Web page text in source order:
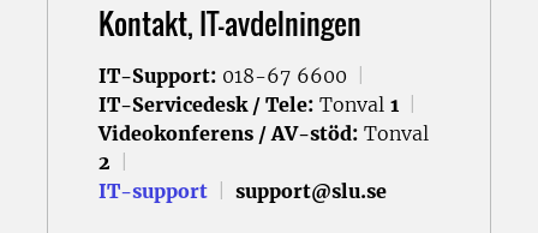
Kontakt, IT-avdelningen
IT-Support: 018-67 6600
IT-Servicedesk / Tele: Tonval 1
Videokonferens / AV-stöd: Tonval
2
IT-support
support@slu.se